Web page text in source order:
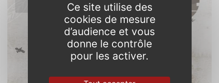
Ce site utilise des
cookies de mesure
d’audience et vous
donne le contrôle
pour les activer.